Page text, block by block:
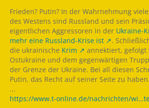
Frieden? Putin? In der Wahrnehmung
des Westens sind Russland und sein
eigentlichen Aggressoren in der Ukraine-
mehr eine Russland-Krise ist
.
die ukrainische Krim
annektiert, gefolgt
Ostukraine und dem gegenwärtigen
der Grenze der Ukraine. Bei all diesen
Putin, das Recht auf seiner Seite zu haben.
...
https://www.t-online.de/nachrichten/